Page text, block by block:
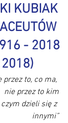
KUBIAK
- 2018
przez to, co ma,
nie przez to kim
dzieli się z
innymi”